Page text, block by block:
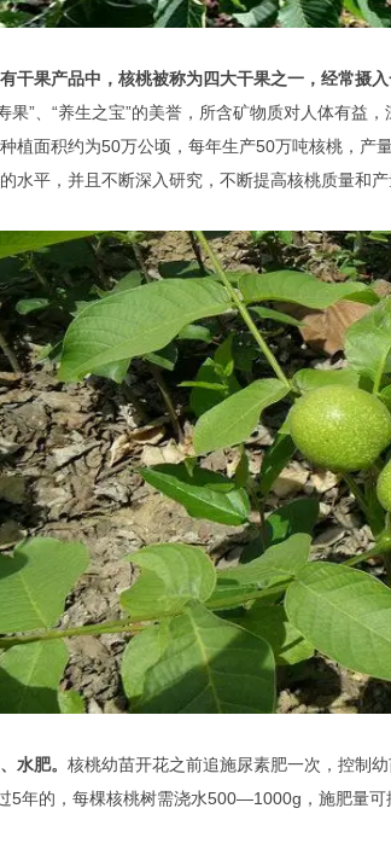
干果产品中，核桃被称为四大干果之一，经常摄
果”、“养生之宝”的美誉，所含矿物质对人体有
植面积约为50万公顷，每年生产50万吨核桃，产
水平，并且不断深入研究，不断提高核桃质量和
水肥。 核桃幼苗开花之前追施尿素肥一次，控制
5年的，每棵核桃树需浇水500—1000g，施肥量可